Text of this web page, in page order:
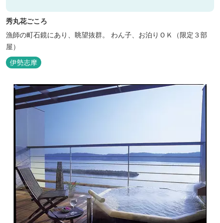
秀丸花ごころ
漁師の町石鏡にあり、眺望抜群。 わん子、お泊りＯＫ（限定３部
屋）
伊勢志摩